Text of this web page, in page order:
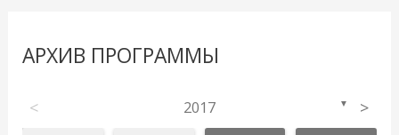
АРХИВ ПРОГРАММЫ
< 2017 ▼ >